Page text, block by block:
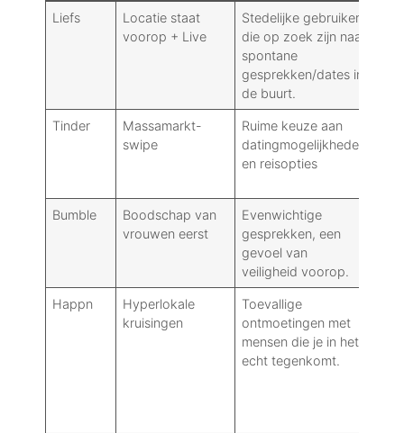
Liefs
Locatie staat
voorop + Live
Stedelijke gebruikers
die op zoek zijn naar
spontane
gesprekken/dates in
de buurt.
Tinder
Massamarkt-
swipe
Ruime keuze aan
datingmogelijkheden
en reisopties
Bumble
Boodschap van
vrouwen eerst
Evenwichtige
gesprekken, een
gevoel van
veiligheid voorop.
Happn
Hyperlokale
kruisingen
Toevallige
ontmoetingen met
mensen die je in het
echt tegenkomt.